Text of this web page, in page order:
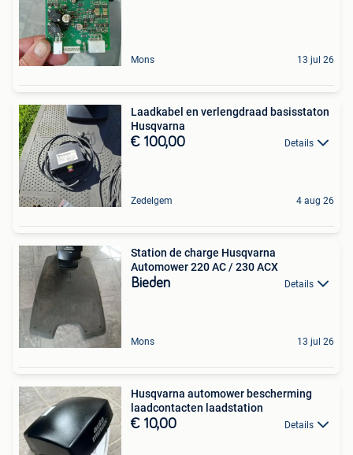
Mons 13 jul 26
Laadkabel en verlengdraad basisstaton
Husqvarna
€ 100,00 Details
Zedelgem 4 aug 26
Station de charge Husqvarna
Automower 220 AC / 230 ACX
Bieden Details
Mons 13 jul 26
Husqvarna automower bescherming
laadcontacten laadstation
€ 10,00 Details